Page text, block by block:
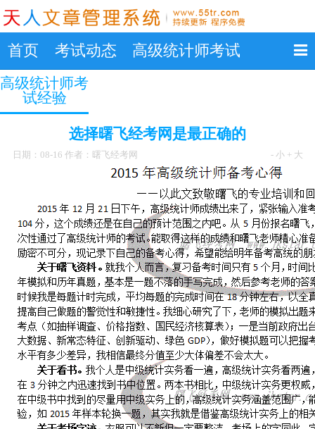
首页 考试动态 高级统计师考试
中级统计师考试
高级统计师考
试经验
选择曙飞经考网是最正确的
日期：08-16 作者：曙飞经考网 - 小 + 大